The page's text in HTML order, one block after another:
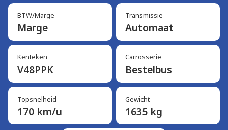
BTW/Marge
Marge
Transmissie
Automaat
Kenteken
V48PPK
Carrosserie
Bestelbus
Topsnelheid
170 km/u
Gewicht
1635 kg